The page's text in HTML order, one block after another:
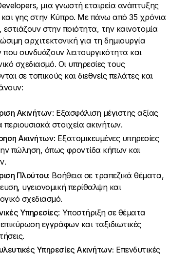
μια γνωστή εταιρεία ανάπτυξης
και γης στην Κύπρο. Με πάνω από 35 χρόνια
εστιάζουν στην ποιότητα, την καινοτομία
αρχιτεκτονική για τη δημιουργία
που συνδυάζουν λειτουργικότητα και
σχεδιασμό. Οι υπηρεσίες τους
σε τοπικούς και διεθνείς πελάτες και
Ακινήτων: Εξασφάλιση μέγιστης αξίας
στοιχεία ακινήτων.
Ακινήτων: Εξατομικευμένες υπηρεσίες
πώληση, όπως φροντίδα κήπων και
Πλούτου: Βοήθεια σε τραπεζικά θέματα,
υγειονομική περίθαλψη και
σχεδιασμό.
Υπηρεσίες: Υποστήριξη σε θέματα
εγγράφων και ταξιδιωτικές
Υπηρεσίες Ακινήτων: Επενδυτικές